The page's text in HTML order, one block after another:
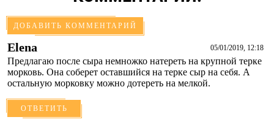
ДОБАВИТЬ КОММЕНТАРИЙ
Elena 05/01/2019, 12:18
Предлагаю после сыра немножко натереть на крупной терке
морковь. Она соберет оставшийся на терке сыр на себя. А
остальную морковку можно дотереть на мелкой.
ОТВЕТИТЬ